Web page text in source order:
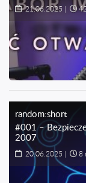
21.06.2025 |
random:short
#001 –
2007
20.06.2025 | 8